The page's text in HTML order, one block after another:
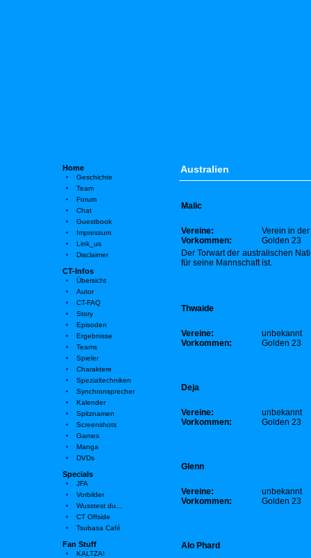
Home
Geschichte
Team
Forum
Chat
Guestbook
Impressum
Link_us
Disclaimer
CT-Infos
Übersicht
Autor
CT-FAQ
Story
Episoden
Ergebnisse
Teams
Spieler
Charaktere
Spezialtechniken
Synchronsprecher
Kalender
Spitznamen
Screenshots
Games
Manga
DVDs
Specials
JFA
Vorbilder
Wusstest du...
CT Offside
Tsubasa Café
Fan Stuff
KALTZA!
Australien
Malic
Vereine:
Vorkommen:
Verein in
Golden 23
Der Torwart der australischen
für seine Mannschaft ist.
Thwaide
Vereine:
Vorkommen:
unbekannt
Golden 23
Deja
Vereine:
Vorkommen:
unbekannt
Golden 23
Glenn
Vereine:
Vorkommen:
unbekannt
Golden 23
Alo Phard